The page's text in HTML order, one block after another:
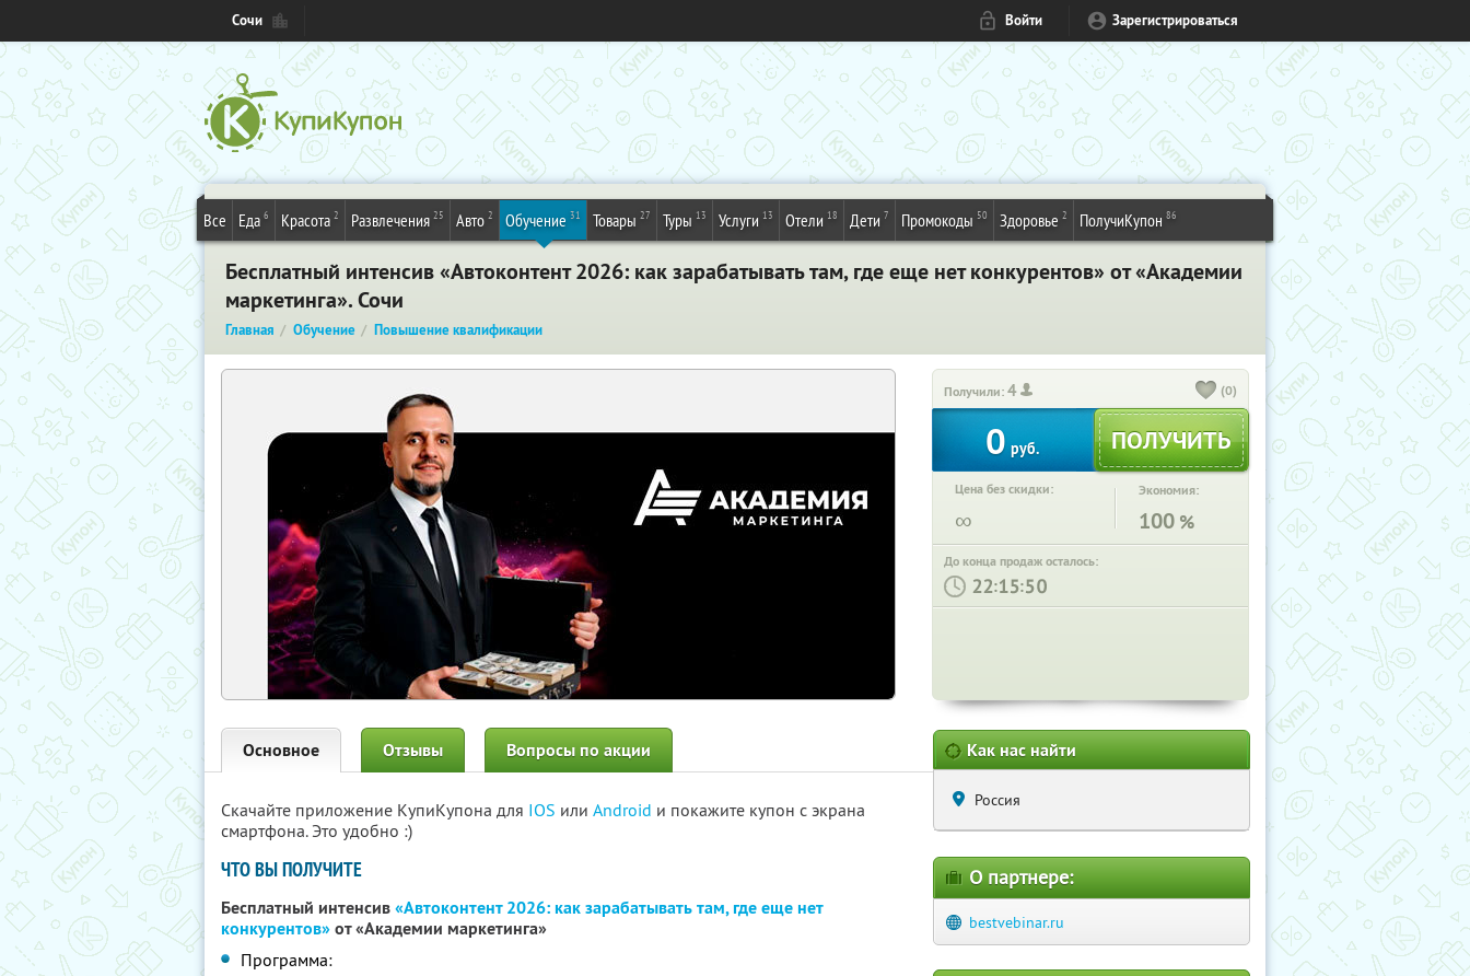
Сочи Войти Зарегистрироваться
Все Еда 6 Красота 2 Развлечения 25 Авто 2 Обучение 31 Товары 27 Туры 13 Услуги 13 Отели 18 Дети 7 Промокоды 50 Здоровье 2 ПолучиКупон 86
Бесплатный интенсив «Автоконтент 2026: как зарабатывать там, где еще нет конкурентов» от «Академии
маркетинга». Сочи
Главная Обучение Повышение квалификации
Получили:4 (0)
0 руб.
Цена без скидки:
∞
Экономия:
100 %
До конца продаж осталось:
: :
Основное Отзывы Вопросы по акции
Скачайте приложение КупиКупона для IOS или Android и покажите купон с экрана
смартфона. Это удобно :)
ЧТО ВЫ ПОЛУЧИТЕ
Бесплатный интенсив«Автоконтент 2026: как зарабатывать там, где еще нет
конкурентов»от «Академии маркетинга»
Программа:
Как нас найти
Россия
О партнере:
bestvebinar.ru